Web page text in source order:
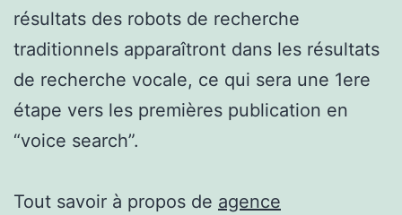
résultats des robots de recherche
traditionnels apparaîtront dans les résultats
de recherche vocale, ce qui sera une 1ere
étape vers les premières publication en
“voice search”.
Tout savoir à propos de agence